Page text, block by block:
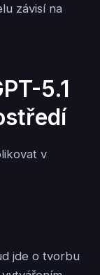
závisí na
5.1
v
jde o tvorbu